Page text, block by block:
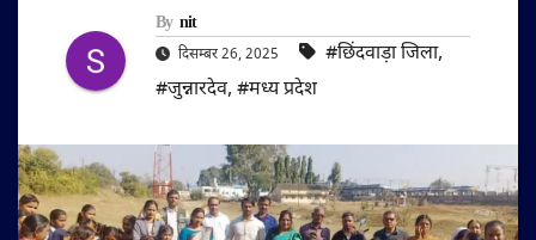
By nit
दिसम्बर 26, 2025 #छिंदवाड़ा जिला,
#जुन्नारदेव, #मध्य प्रदेश